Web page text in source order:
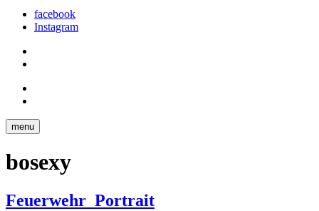
facebook
Instagram
menu
bosexy
Feuerwehr_Portrait